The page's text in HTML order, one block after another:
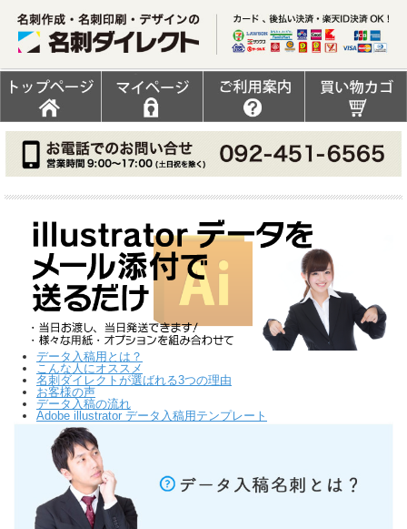
データ入稿用とは？
こんな人にオススメ
名刺ダイレクトが選ばれる3つの理由
お客様の声
データ入稿の流れ
Adobe illustrator データ入稿用テンプレート